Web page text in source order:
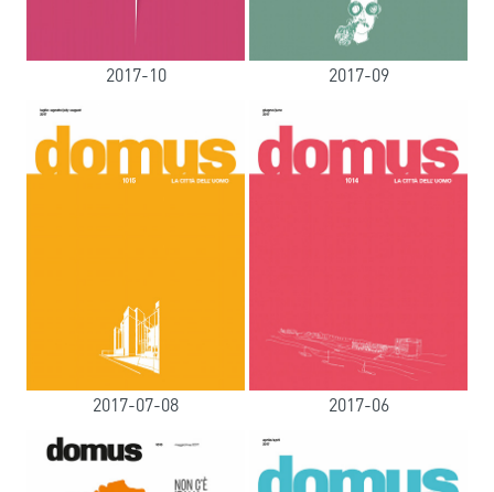
2017-10 2017-09
2017-07-08 2017-06